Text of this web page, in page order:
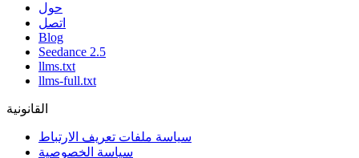
حول
اتصل
Blog
Seedance 2.5
llms.txt
llms-full.txt
القانونية
سياسة ملفات تعريف الارتباط
سياسة الخصوصية